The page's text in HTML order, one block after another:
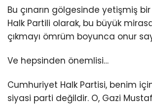
Bu çınarın gölgesinde yetişmiş
Halk Partili olarak, bu büyük
çıkmayı ömrüm boyunca onur
Ve hepsinden önemlisi…
Cumhuriyet Halk Partisi, benim
siyasi parti değildir. O, Gazi